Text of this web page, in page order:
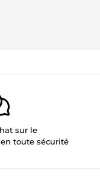
sur le
toute sécurité